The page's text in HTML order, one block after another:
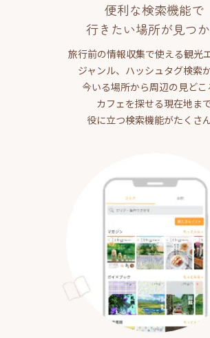
便利な検索機能で
行きたい場所が見つ
旅行前の情報収集で使える観光エ
ジャンル、ハッシュタグ検索か
今いる場所から周辺の見どこ
カフェを探せる現在地ま
役に立つ検索機能がたくさん